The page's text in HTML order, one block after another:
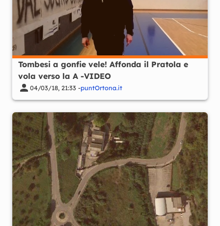
Tombesi a gonfie vele! Affonda il Pratola e
vola verso la A -VIDEO
04/03/18, 21:33 -puntOrtona.it